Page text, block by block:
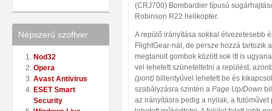
Népszerű szoftver
Nod32
Opera
Avast Antivirus
ESET Smart
Security
(CRJ700) Bombardier típusú
Robinson R22 helikopter.
A repülő irányítása sokkal élvezetesebb
FlightGear-nál, de persze hozzá tartozik
megtanult gombok között sok itt is
vel lehetett szüneteltetni a repülést,
(pont) billentyűvel lehetett be és
szabályzásra szintén a Page Up/Down
az irányításra pedig a nyilak, a futóművet